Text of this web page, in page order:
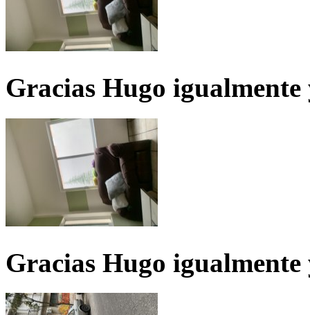
Gracias Hugo igualmente
Gracias Hugo igualmente